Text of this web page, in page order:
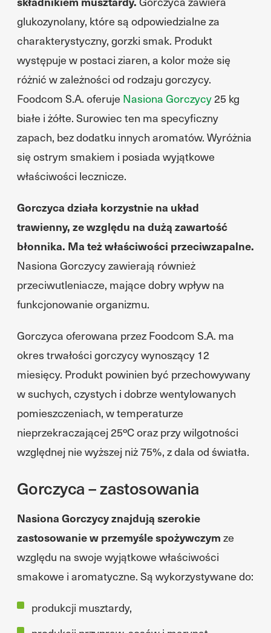
glukozynolany, które są odpowiedzialne za
charakterystyczny, gorzki smak. Produkt
występuje w postaci ziaren, a kolor może się
różnić w zależności od rodzaju gorczycy.
Foodcom S.A. oferuje Nasiona Gorczycy25 kg
białe i żółte. Surowiec ten ma specyficzny
zapach, bez dodatku innych aromatów. Wyróżnia
się ostrym smakiem i posiada wyjątkowe
właściwości lecznicze.
Gorczyca działa korzystnie na układ
trawienny, ze względu na dużą zawartość
błonnika. Ma też właściwości przeciwzapalne.
Nasiona Gorczycy zawierają również
przeciwutleniacze, mające dobry wpływ na
funkcjonowanie organizmu.
Gorczyca oferowana przez Foodcom S.A. ma
okres trwałości gorczycy wynoszący 12
miesięcy. Produkt powinien być przechowywany
w suchych, czystych i dobrze wentylowanych
pomieszczeniach, w temperaturze
nieprzekraczającej 25ºC oraz przy wilgotności
względnej nie wyższej niż 75%, z dala od światła.
Gorczyca – zastosowania
Nasiona Gorczycy znajdują szerokie
zastosowanie w przemyśle spożywczym ze
względu na swoje wyjątkowe właściwości
smakowe i aromatyczne. Są wykorzystywane do:
produkcji musztardy,